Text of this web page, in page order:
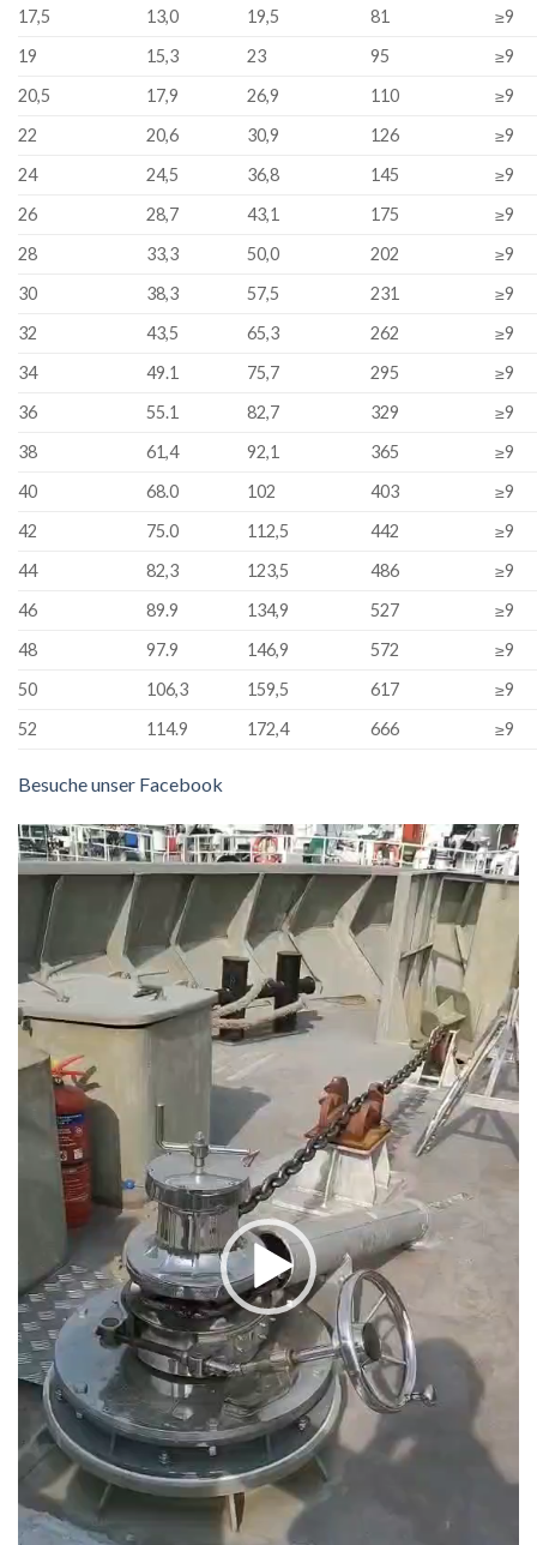
17,5 13,0 19,5 81 ≥9
19
15,3 23 95 ≥9
20,5
17,9 26,9 110 ≥9
22
20,6 30,9 126 ≥9
24
24,5 36,8 145 ≥9
26
28,7 43,1 175 ≥9
28
33,3 50,0 202 ≥9
30
38,3 57,5 231 ≥9
32
43,5 65,3 262 ≥9
34
49.1 75,7 295 ≥9
36
55.1 82,7 329 ≥9
38
61,4 92,1 365 ≥9
40
68.0 102 403 ≥9
42
75.0 112,5 442 ≥9
44
82,3 123,5 486 ≥9
46
89.9 134,9 527 ≥9
48
97.9 146,9 572 ≥9
50
106,3 159,5 617 ≥9
52
114.9 172,4 666 ≥9
Besuche unser Facebook
Video
Player